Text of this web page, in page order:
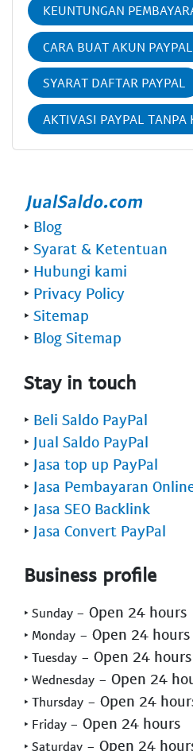
KEUNTUNGAN
CARA BUAT AKUN PAYPAL
SYARAT DAFTAR PAYPAL
AKTIVASI PAYPAL TANPA
‣ Blog
‣ Syarat & Ketentuan
‣ Hubungi kami
‣ Privacy Policy
‣ Sitemap
‣ Blog Sitemap
Stay in touch
‣ Beli Saldo PayPal
‣ Jual Saldo PayPal
‣ Jasa top up PayPal
‣ Jasa Pembayaran
‣ Jasa SEO Backlink
‣ Jasa Convert PayPal
Business profile
‣ Sunday - Open 24 hours
‣ Monday - Open 24 hours
‣ Tuesday - Open 24 hours
‣ Wednesday - Open 24
‣ Thursday - Open 24
‣ Friday - Open 24 hours
‣ Saturday - Open 24